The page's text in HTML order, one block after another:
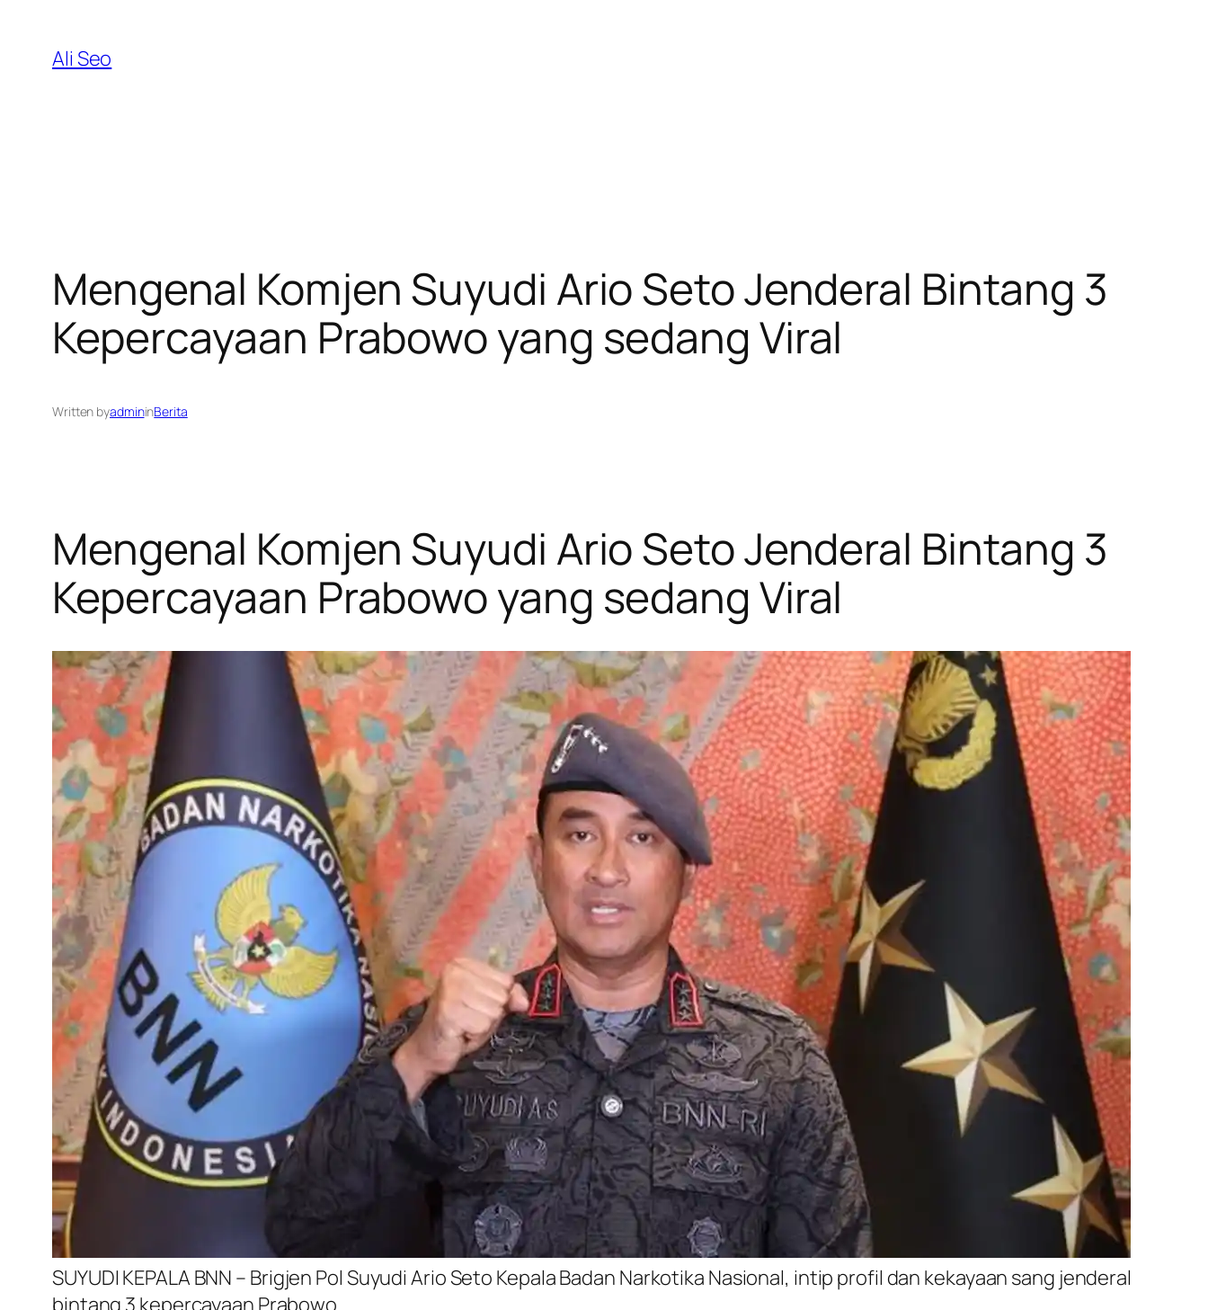
content
Ali Seo
Mengenal Komjen Suyudi Ario Seto Jenderal Bintang 3
Kepercayaan Prabowo yang sedang Viral
Written byadmininBerita
Mengenal Komjen Suyudi Ario Seto Jenderal Bintang 3
Kepercayaan Prabowo yang sedang Viral
SUYUDI KEPALA BNN – Brigjen Pol Suyudi Ario Seto Kepala Badan Narkotika Nasional, intip profil dan kekayaan sang jenderal
bintang 3 kepercayaan Prabowo.